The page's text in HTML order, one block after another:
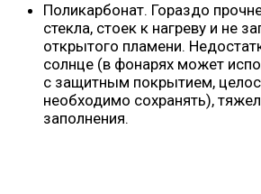
Поликарбонат. Гораздо
стекла, стоек к нагреву и не
открытого пламени.
солнце (в фонарях может
с защитным покрытием,
необходимо сохранять),
заполнения.